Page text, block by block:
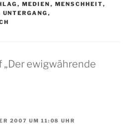
, MEDIEN , MENSCHHEIT,
UNTERGANG ,
ewigwährende
2007 UM 11:08 UHR